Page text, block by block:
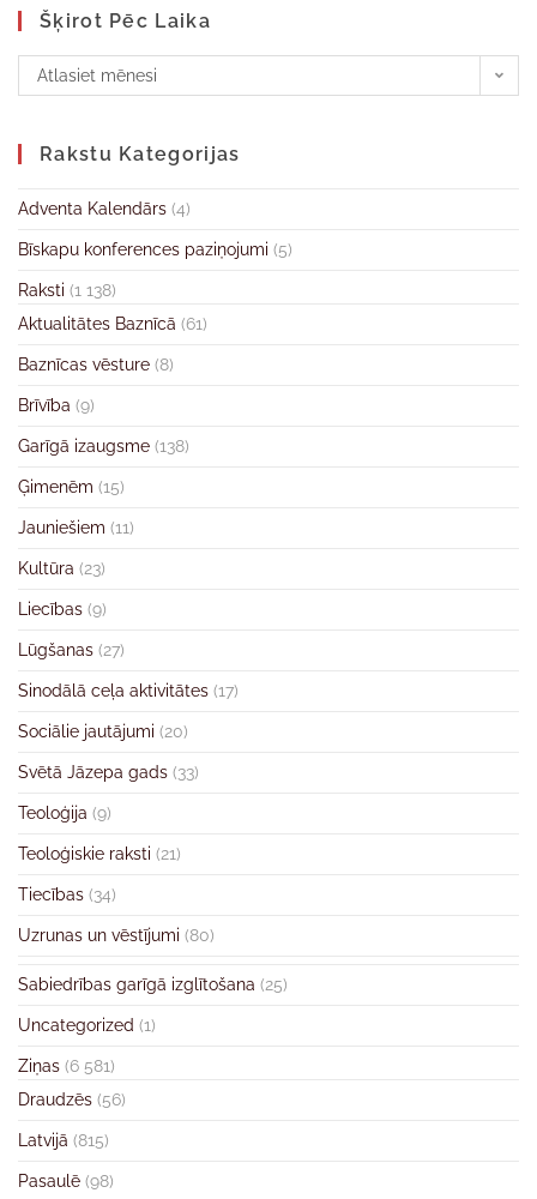
Šķirot Pēc Laika
Atlasiet mēnesi
Rakstu Kategorijas
Adventa Kalendārs (4)
Bīskapu konferences paziņojumi (5)
Raksti (1 138)
Aktualitātes Baznīcā (61)
Baznīcas vēsture (8)
Brīvība (9)
Garīgā izaugsme (138)
Ģimenēm (15)
Jauniešiem (11)
Kultūra (23)
Liecības (9)
Lūgšanas (27)
Sinodālā ceļa aktivitātes (17)
Sociālie jautājumi (20)
Svētā Jāzepa gads (33)
Teoloģija (9)
Teoloģiskie raksti (21)
Tiecības (34)
Uzrunas un vēstījumi (80)
Sabiedrības garīgā izglītošana (25)
Uncategorized (1)
Ziņas (6 581)
Draudzēs (56)
Latvijā (815)
Pasaulē (98)